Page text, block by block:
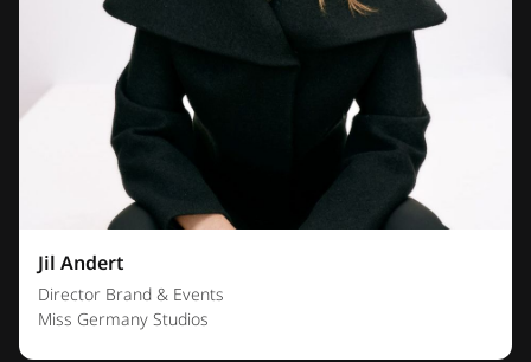
Jil Andert
Director Brand & Events
Miss Germany Studios